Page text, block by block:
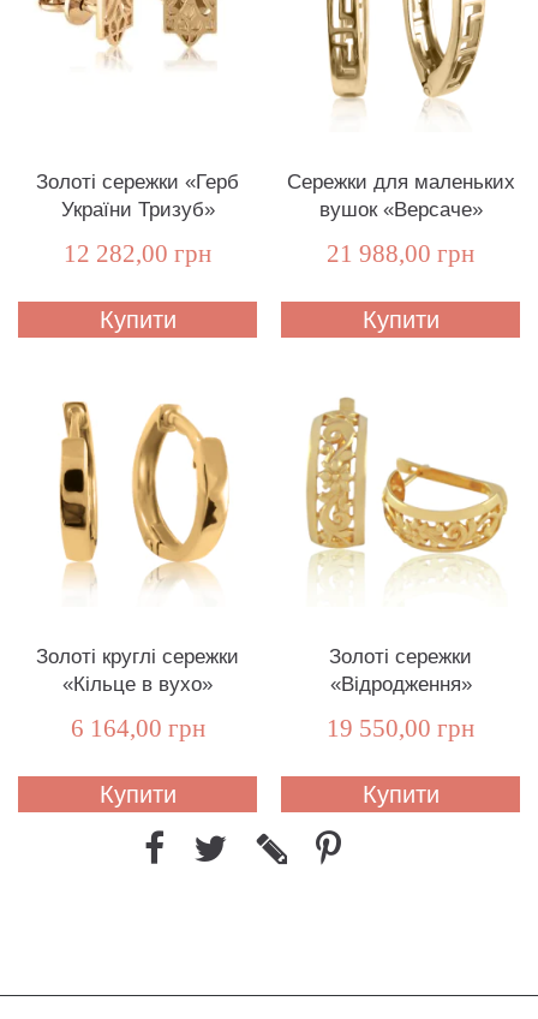
Золоті сережки «Герб
України Тризуб»
12 282,00 грн
Купити
Сережки для маленьких
вушок «Версаче»
21 988,00 грн
Купити
Золоті круглі сережки
«Кільце в вухо»
6 164,00 грн
Купити
Золоті сережки
«Відродження»
19 550,00 грн
Купити